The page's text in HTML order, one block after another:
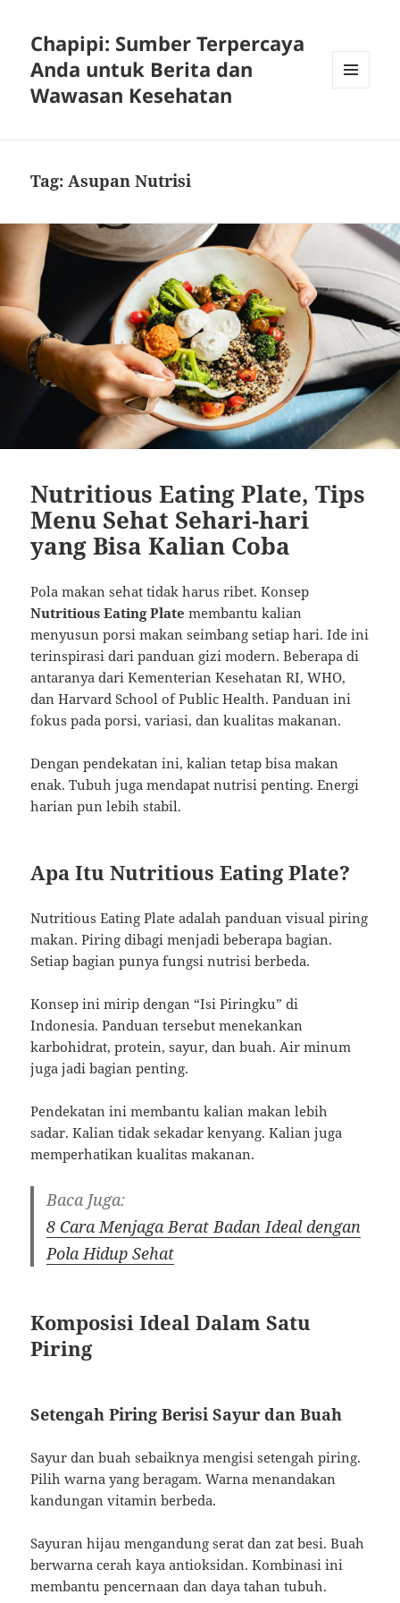
Chapipi: Sumber Terpercaya
Anda untuk Berita dan
Wawasan Kesehatan
Tag:Asupan Nutrisi
Nutritious Eating Plate, Tips
Menu Sehat Sehari-hari
yang Bisa Kalian Coba
Pola makan sehat tidak harus ribet. Konsep
Nutritious Eating Plate membantu kalian
menyusun porsi makan seimbang setiap hari. Ide ini
terinspirasi dari panduan gizi modern. Beberapa di
antaranya dari Kementerian Kesehatan RI, WHO,
dan Harvard School of Public Health. Panduan ini
fokus pada porsi, variasi, dan kualitas makanan.
Dengan pendekatan ini, kalian tetap bisa makan
enak. Tubuh juga mendapat nutrisi penting. Energi
harian pun lebih stabil.
Apa Itu Nutritious Eating Plate?
Nutritious Eating Plate adalah panduan visual piring
makan. Piring dibagi menjadi beberapa bagian.
Setiap bagian punya fungsi nutrisi berbeda.
Konsep ini mirip dengan “Isi Piringku” di
Indonesia. Panduan tersebut menekankan
karbohidrat, protein, sayur, dan buah. Air minum
juga jadi bagian penting.
Pendekatan ini membantu kalian makan lebih
sadar. Kalian tidak sekadar kenyang. Kalian juga
memperhatikan kualitas makanan.
Baca Juga:
8 Cara Menjaga Berat Badan Ideal dengan
Pola Hidup Sehat
Komposisi Ideal Dalam Satu
Piring
Setengah Piring Berisi Sayur dan Buah
Sayur dan buah sebaiknya mengisi setengah piring.
Pilih warna yang beragam. Warna menandakan
kandungan vitamin berbeda.
Sayuran hijau mengandung serat dan zat besi. Buah
berwarna cerah kaya antioksidan. Kombinasi ini
membantu pencernaan dan daya tahan tubuh.